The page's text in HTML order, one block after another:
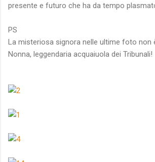
presente e futuro che ha da tempo
PS
La misteriosa signora nelle ultime foto non
Nonna, leggendaria acquaiuola dei Tribunali!